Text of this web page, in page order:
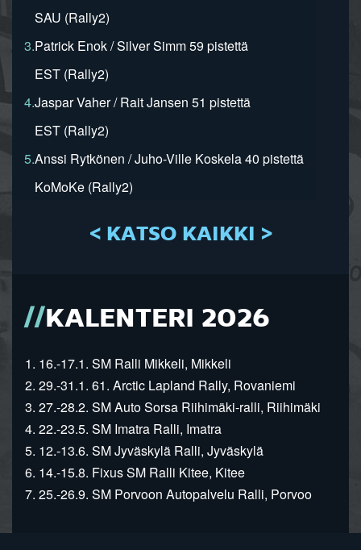
SAU (Rally2)
3.Patrick Enok / Silver Simm 59 pistettä
EST (Rally2)
4.Jaspar Vaher / Rait Jansen 51 pistettä
EST (Rally2)
5.Anssi Rytkönen / Juho-Ville Koskela 40 pistettä
KoMoKe (Rally2)
< KATSO KAIKKI >
KALENTERI 2026
1. 16.-17.1. SM Ralli Mikkeli, Mikkeli
2. 29.-31.1. 61. Arctic Lapland Rally, Rovaniemi
3. 27.-28.2. SM Auto Sorsa Riihimäki-ralli, Riihimäki
4. 22.-23.5. SM Imatra Ralli, Imatra
5. 12.-13.6. SM Jyväskylä Ralli, Jyväskylä
6. 14.-15.8. Fixus SM Ralli Kitee, Kitee
7. 25.-26.9. SM Porvoon Autopalvelu Ralli, Porvoo